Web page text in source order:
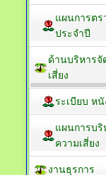
แผนการตร
ประจำปี
ด้านบริหารจั
เสี่ยง
ระเบียบ ห
แผนการบริ
ความเสี่ยง
งานธุรการ